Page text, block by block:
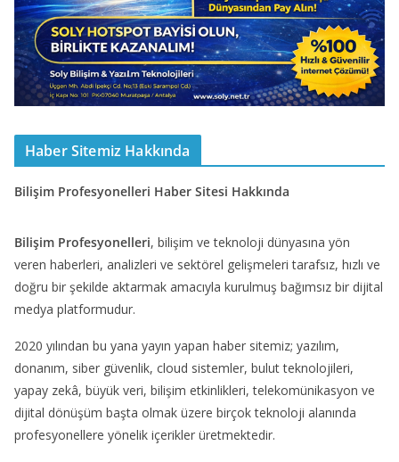
Haber Sitemiz Hakkında
Bilişim Profesyonelleri Haber Sitesi Hakkında
Bilişim Profesyonelleri, bilişim ve teknoloji dünyasına yön
veren haberleri, analizleri ve sektörel gelişmeleri tarafsız, hızlı ve
doğru bir şekilde aktarmak amacıyla kurulmuş bağımsız bir dijital
medya platformudur.
2020 yılından bu yana yayın yapan haber sitemiz; yazılım,
donanım, siber güvenlik, cloud sistemler, bulut teknolojileri,
yapay zekâ, büyük veri, bilişim etkinlikleri, telekomünikasyon ve
dijital dönüşüm başta olmak üzere birçok teknoloji alanında
profesyonellere yönelik içerikler üretmektedir.